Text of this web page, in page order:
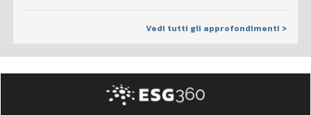
Vedi tutti gli approfondimenti >